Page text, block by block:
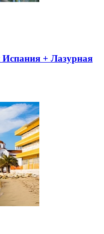
Испания + Лазурная